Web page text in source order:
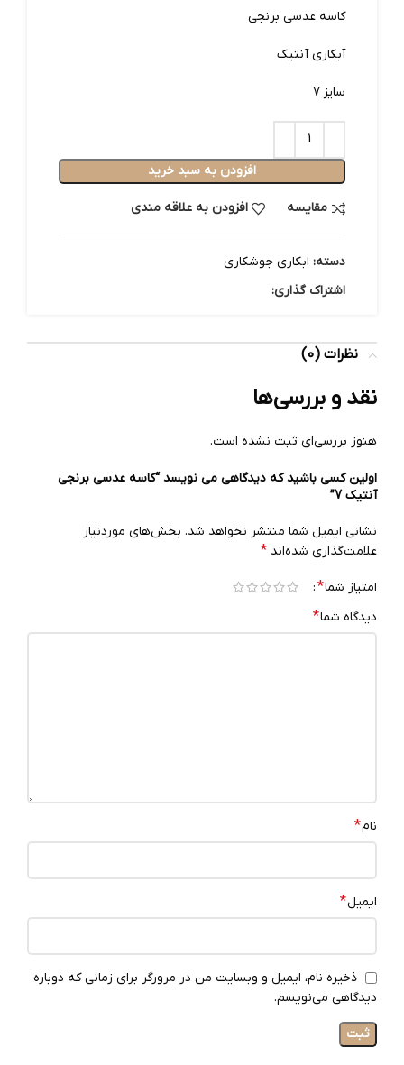
کاسه عدسی برنجی
آبکاری آنتیک
سایز 7
افزودن به سبد خرید
مقایسه افزودن به علاقه مندی
دسته: ابکاری جوشکاری
اشتراک گذاری:
نظرات (0)
نقد و بررسی‌ها
هنوز بررسی‌ای ثبت نشده است.
اولین کسی باشید که دیدگاهی می نویسد “کاسه عدسی برنجی
آنتیک 7”
نشانی ایمیل شما منتشر نخواهد شد. بخش‌های موردنیاز
علامت‌گذاری شده‌اند *
امتیاز شما*
دیدگاه شما*
نام*
ایمیل*
ذخیره نام، ایمیل و وبسایت من در مرورگر برای زمانی که دوباره
دیدگاهی می‌نویسم.